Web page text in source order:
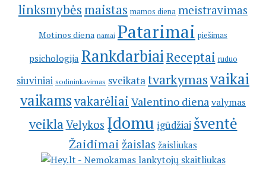
linksmybėsmaistas mamos diena meistravimas
Motinos diena namai Patarimai piešimas
psichologija RankdarbiaiReceptai ruduo
siuviniai sodininkavimas sveikatatvarkymasvaikai
vaikamsvakarėliai Valentino diena valymas
veikla Velykos Įdomu įgūdžiai šventė
Žaidimai žaislas žaisliukas